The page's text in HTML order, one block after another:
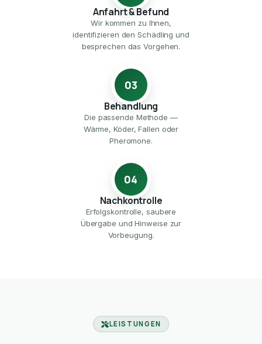
Anfahrt & Befund
Wir kommen zu Ihnen,
identifizieren den Schädling und
besprechen das Vorgehen.
03
Behandlung
Die passende Methode —
Wärme, Köder, Fallen oder
Pheromone.
04
Nachkontrolle
Erfolgskontrolle, saubere
Übergabe und Hinweise zur
Vorbeugung.
LEISTUNGEN